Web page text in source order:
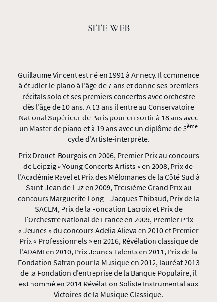
SITE WEB
Guillaume Vincent est né en 1991 à Annecy. Il commence
à étudier le piano à l’âge de 7 ans et donne ses premiers
récitals solo et ses premiers concertos avec orchestre
dès l’âge de 10 ans. A 13 ans il entre au Conservatoire
National Supérieur de Paris pour en sortir à 18 ans avec
un Master de piano et à 19 ans avec un diplôme de 3ème
cycle d’Artiste-interprète.
Prix Drouet-Bourgois en 2006, Premier Prix au concours
de Leipzig « Young Concerts Artists » en 2008, Prix de
l’Académie Ravel et Prix des Mélomanes de la Côté Sud à
Saint-Jean de Luz en 2009, Troisième Grand Prix au
concours Marguerite Long – Jacques Thibaud, Prix de la
SACEM, Prix de la Fondation Lacroix et Prix de
l’Orchestre National de France en 2009, Premier Prix
« Jeunes » du concours Adelia Alieva en 2010 et Premier
Prix « Professionnels » en 2016, Révélation classique de
l’ADAMI en 2010, Prix Jeunes Talents en 2011, Prix de la
Fondation Safran pour la Musique en 2012, lauréat 2013
de la Fondation d’entreprise de la Banque Populaire, il
est nommé en 2014 Révélation Soliste Instrumental aux
Victoires de la Musique Classique.